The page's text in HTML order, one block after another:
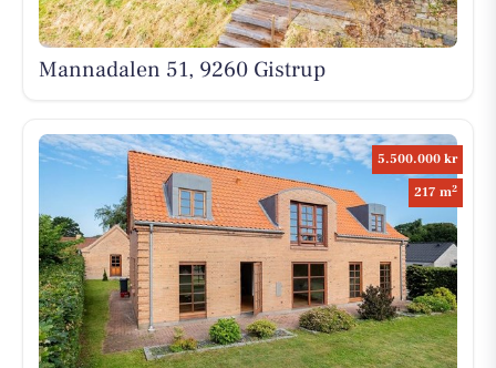
Mannadalen 51, 9260 Gistrup
5.500.000 kr
217 m2